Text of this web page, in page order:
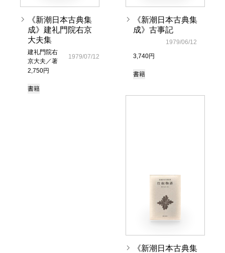
《新潮日本古典集
成》建礼門院右京
大夫集
建礼門院右
京大夫／著
2,750円
1979/07/12
書籍
《新潮日本古典集
成》古事記
3,740円
1979/06/12
書籍
《新潮日本古典集